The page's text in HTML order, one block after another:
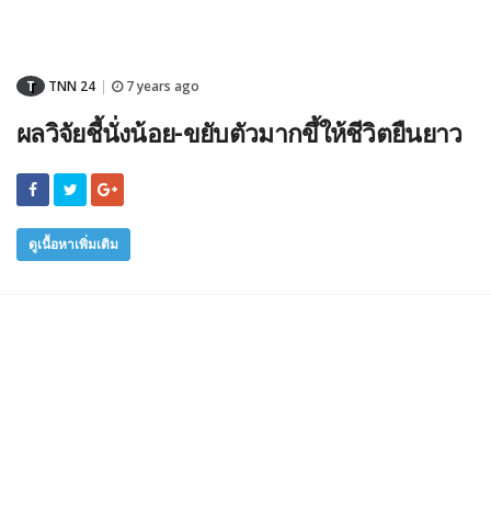
T TNN 24 7 years ago
ผลวิจัยชี้นั่งน้อย-ขยับตัวมากขึ้ให้ชีวิตยืนยาว
ดูเนื้อหาเพิ่มเติม